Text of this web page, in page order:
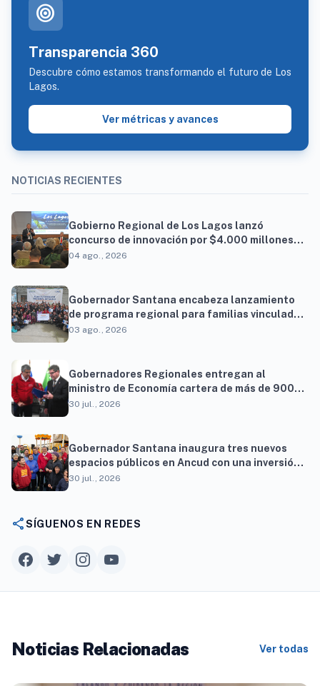
target
Transparencia 360
Descubre cómo estamos transformando el futuro de Los
Lagos.
Ver métricas y avances
NOTICIAS RECIENTES
Gobierno Regional de Los Lagos lanzó
concurso de innovación por $4.000 millones
para resolver brechas productivas del
04 ago., 2026
Gobernador Santana encabeza lanzamiento
de programa regional para familias vinculadas
al autismo
03 ago., 2026
Gobernadores Regionales entregan al
ministro de Economía cartera de más de 900
proyectos que proyectan generar cerca de 27
30 jul., 2026
Gobernador Santana inaugura tres nuevos
espacios públicos en Ancud con una inversión
superior a $294 millones
30 jul., 2026
shareSÍGUENOS EN REDES
Noticias Relacionadas Ver todas